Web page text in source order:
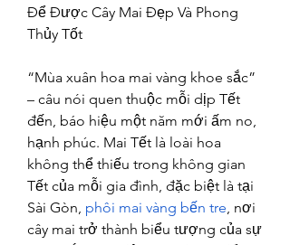
Để Được Cây Mai Đẹp Và Phong
Thủy Tốt
“Mùa xuân hoa mai vàng khoe sắc”
– câu nói quen thuộc mỗi dịp Tết
đến, báo hiệu một năm mới ấm no,
hạnh phúc. Mai Tết là loài hoa
không thể thiếu trong không gian
Tết của mỗi gia đình, đặc biệt là tại
Sài Gòn, phôi mai vàng bến tre, nơi
cây mai trở thành biểu tượng của sự